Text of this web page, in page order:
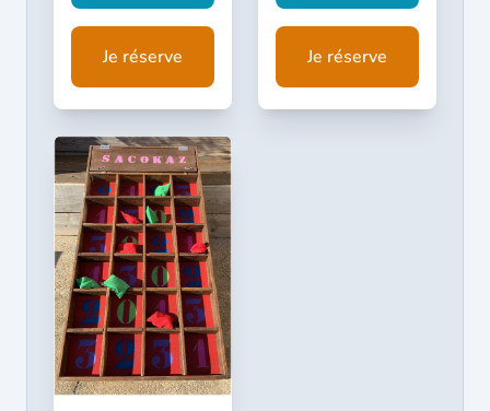
Je réserve Je réserve